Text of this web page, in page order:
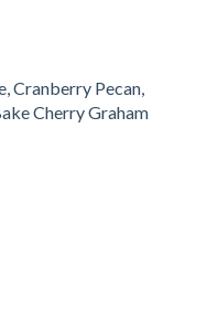
Cranberry Pecan,
Cherry Graham